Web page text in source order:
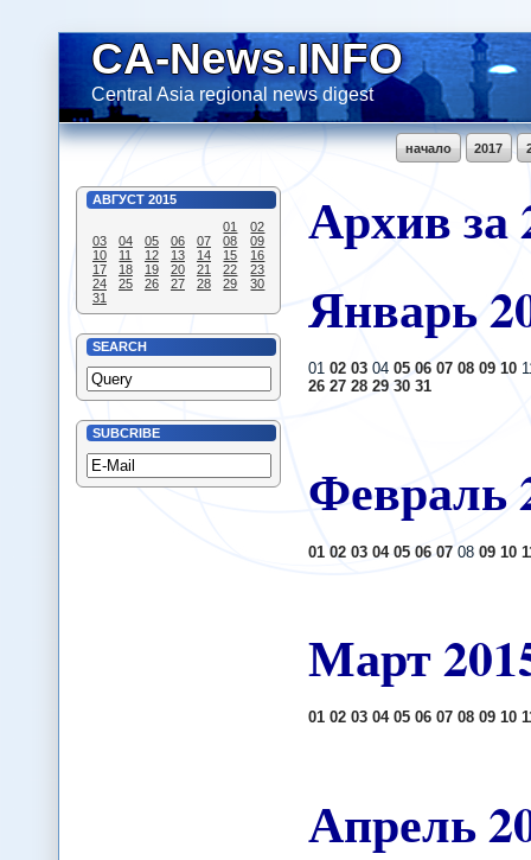
CA-News.INFO
Central Asia regional news digest
2017
начало
АВГУСТ 2015
01
02
03
04 05 06 07 08
09
10
11 12 13 14 15
16
17
18 19 20 21 22
23
24
25 26 27 28 29
30
31
SEARCH
SUBCRIBE
Архив за
Январь
01 02 0304 05 06 07 08 09 10
26 27 28 29 30 31
Февраль
01 02 03 04 05 06 0708 09 10
Март
01 02 03 04 05 06 07 08 09 10
Апрель